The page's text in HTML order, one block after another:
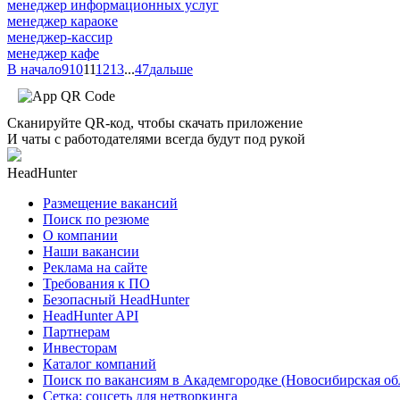
менеджер информационных услуг
менеджер караоке
менеджер-кассир
менеджер кафе
В начало910111213...47дальше
Сканируйте QR-код, чтобы скачать приложение
И чаты с работодателями всегда будут под рукой
HeadHunter
Размещение вакансий
Поиск по резюме
О компании
Наши вакансии
Реклама на сайте
Требования к ПО
Безопасный HeadHunter
HeadHunter API
Партнерам
Инвесторам
Каталог компаний
Поиск по вакансиям в Академгородке (Новосибирская
Сетка: соцсеть для нетворкинга